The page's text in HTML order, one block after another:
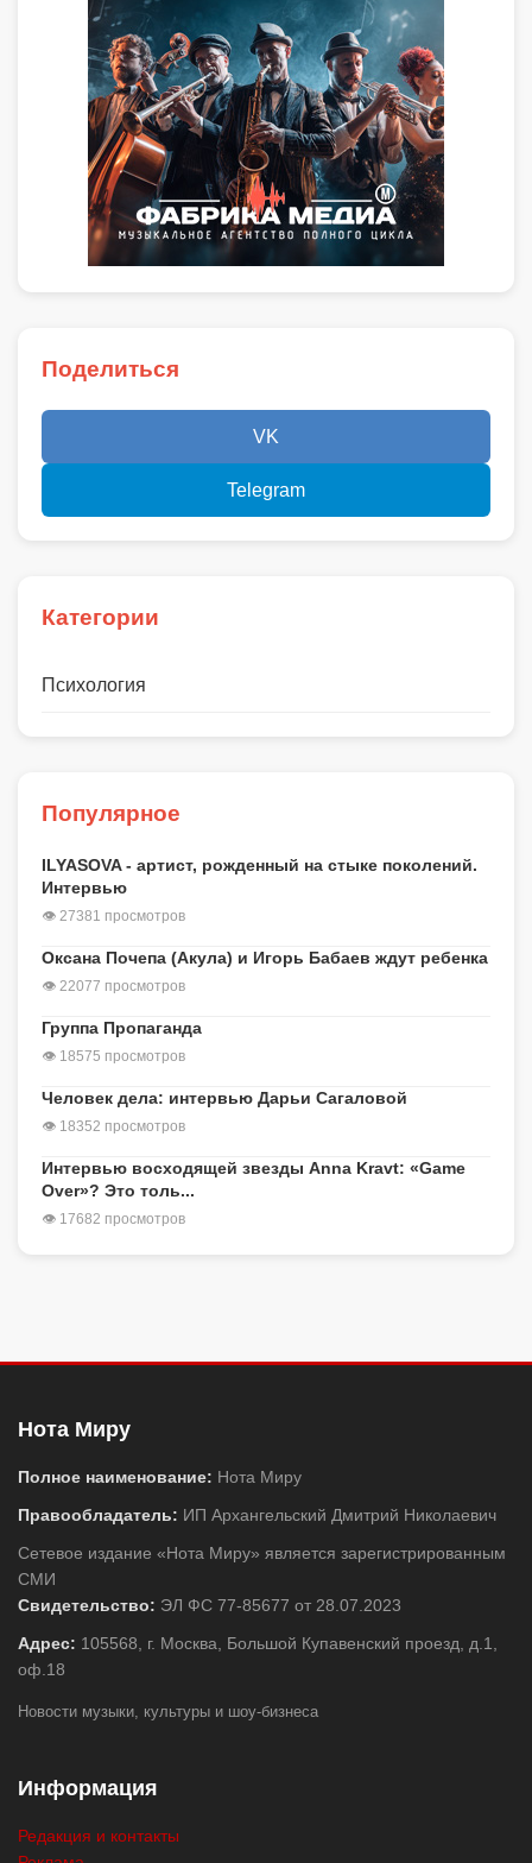
Поделиться
VK
Telegram
Категории
Психология
Популярное
ILYASOVA - артист, рожденный на стыке поколений.
Интервью
👁 27381 просмотров
Оксана Почепа (Акула) и Игорь Бабаев ждут ребенка
👁 22077 просмотров
Группа Пропаганда
👁 18575 просмотров
Человек дела: интервью Дарьи Сагаловой
👁 18352 просмотров
Интервью восходящей звезды Anna Kravt: «Game
Over»? Это толь...
👁 17682 просмотров
Нота Миру
Полное наименование: Нота Миру
Правообладатель: ИП Архангельский Дмитрий Николаевич
Сетевое издание «Нота Миру» является зарегистрированным
СМИ
Свидетельство: ЭЛ ФС 77-85677 от 28.07.2023
Адрес: 105568, г. Москва, Большой Купавенский проезд, д.1,
оф.18
Новости музыки, культуры и шоу-бизнеса
Информация
Редакция и контакты